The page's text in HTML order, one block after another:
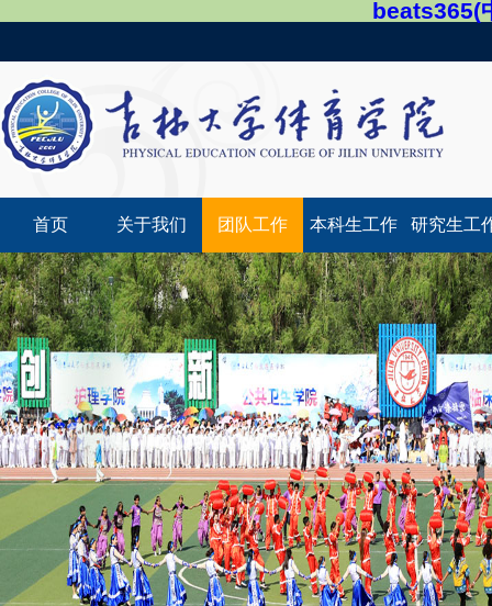
beats365(
首页 关于我们 团队工作 本科生工作 研究生工